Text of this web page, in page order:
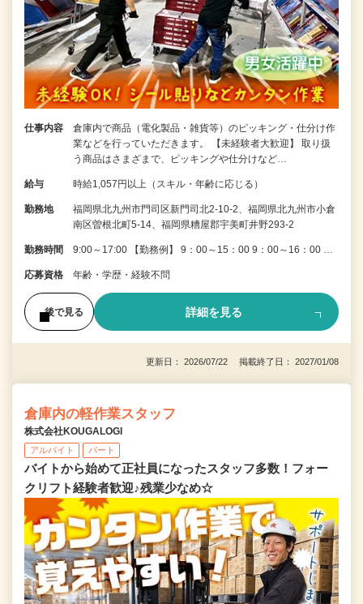
仕事内容
倉庫内で商品（電化製品・雑貨等）のピッキング・仕分け作
業などを行っていただきます。 【未経験者大歓迎】 取り扱
う商品はさまざまで、ピッキングや仕分けなど…
給与 時給1,057円以上（スキル・年齢に応じる）
勤務地
福岡県北九州市門司区新門司北2-10-2、福岡県北九州市小倉
南区曽根北町5-14、福岡県糟屋郡宇美町井野293-2
勤務時間 9:00～17:00 【勤務例】 9：00～15：00 9：00～16：00 …
応募資格 年齢・学歴・経験不問
後で見る 詳細を見る
更新日： 2026/07/22 掲載終了日： 2027/01/08
倉庫内の軽作業スタッフ
株式会社KOUGALOGI
アルバイト パート
バイトから始めて正社員になったスタッフ多数！フォー
クリフト経験者歓迎♪残業少なめ☆